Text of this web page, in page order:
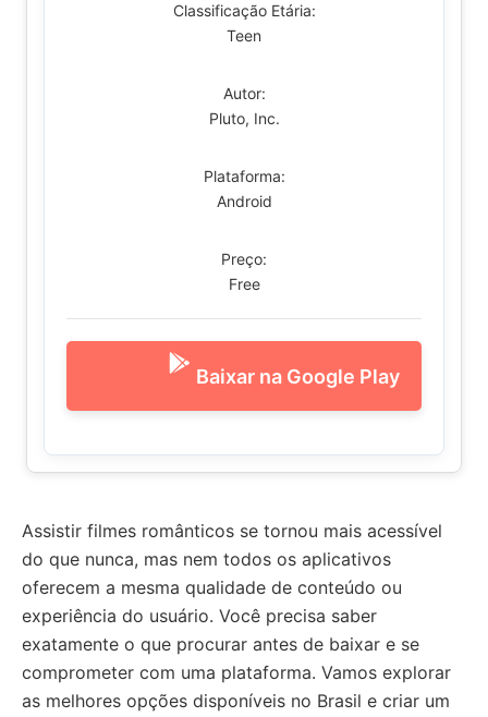
Classificação Etária:
Teen
Autor:
Pluto, Inc.
Plataforma:
Android
Preço:
Free
Baixar na Google Play
Assistir filmes românticos se tornou mais acessível
do que nunca, mas nem todos os aplicativos
oferecem a mesma qualidade de conteúdo ou
experiência do usuário. Você precisa saber
exatamente o que procurar antes de baixar e se
comprometer com uma plataforma. Vamos explorar
as melhores opções disponíveis no Brasil e criar um